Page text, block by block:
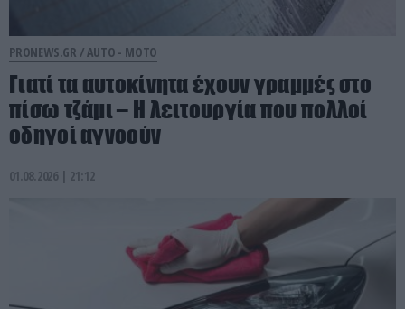
PRONEWS.GR / AUTO - MOTO
Γιατί τα αυτοκίνητα έχουν γραμμές στο
πίσω τζάμι – Η λειτουργία που πολλοί
οδηγοί αγνοούν
01.08.2026 | 21:12